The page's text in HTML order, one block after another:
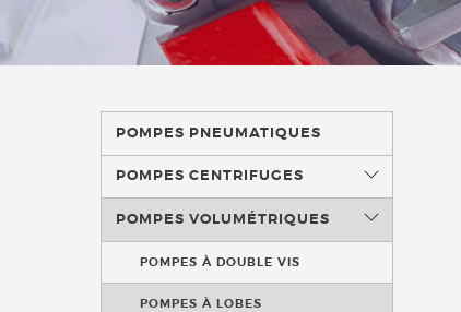
POMPES PNEUMATIQUES
POMPES CENTRIFUGES
POMPES VOLUMÉTRIQUES
POMPES À DOUBLE VIS
POMPES À LOBES